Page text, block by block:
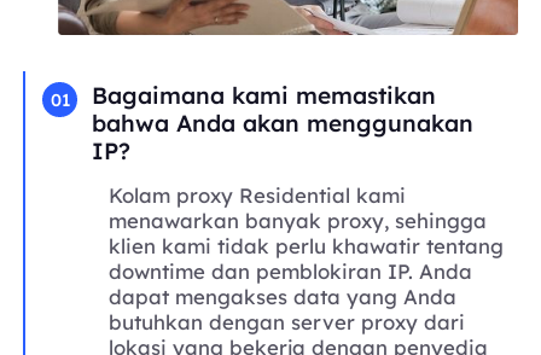
01
Bagaimana kami memastikan
bahwa Anda akan menggunakan
IP?
Kolam proxy Residential kami
menawarkan banyak proxy, sehingga
klien kami tidak perlu khawatir tentang
downtime dan pemblokiran IP. Anda
dapat mengakses data yang Anda
butuhkan dengan server proxy dari
lokasi yang bekerja dengan penyedia